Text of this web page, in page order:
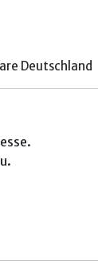
Deutschland